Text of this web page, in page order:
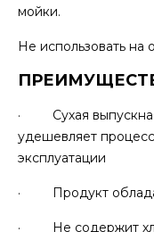
мойки.
Не использовать на
· Сухая выпускная
удешевляет
эксплуатации
· Продукт
· Не содержит